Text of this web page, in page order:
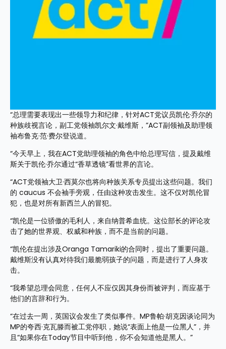
“总理需要表现出一些领导力和纪律，针对ACT党议员凯伦·乔尔的
种族歧视言论，副工党领袖凯尔文·戴维斯，”ACT副领袖及助理领
袖布鲁克·范·费尔登说道。
“今天早上，我在ACT党助理领袖的角色中给总理写信，提及戴维
斯关于凯伦·乔尔通过“香草透镜”看世界的言论。
“ACT党领袖大卫·西莫尔也将向种族关系专员提出这些问题。我们
的 caucus 不会袖手旁观，任由这种攻击发生。这不仅对凯伦冒
犯，也是对所有新西兰人的冒犯。
“凯伦是一位骄傲的毛利人，来自纳普希血统。这位部长的评论攻
击了她的世界观、权威和种族，而不是当前的问题。
“凯伦在提出涉及Oranga Tamariki的合同时，提出了重要问题。
戴维斯没有认真对待我们最脆弱孩子的问题，而是进行了人身攻
击。
“我希望总理会同意，任何人不应仅因其身份而被评判，而应基于
他们的言辞和行为。
“在过去一周，英国议会发生了类似事件。MP鲁帕·胡克因谈论同为
MP的夸西·克瓦滕而被工党停职，她说“表面上他是一位黑人”，并
且“如果你在Today节目中听到他，你不会知道他是黑人。”